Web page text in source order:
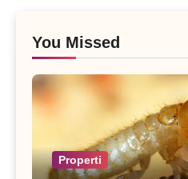
You Missed
Properti